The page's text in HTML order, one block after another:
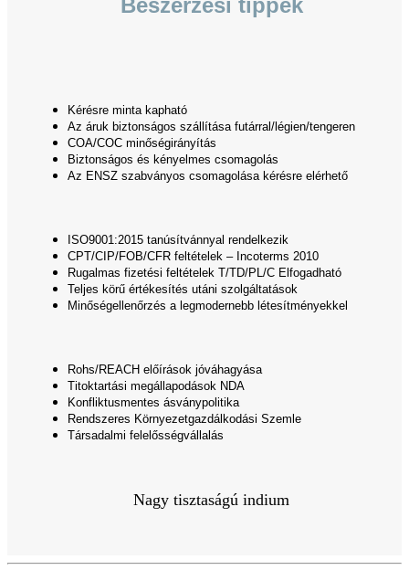
Kérésre minta kapható
Az áruk biztonságos szállítása futárral/légien/tengeren
COA/COC minőségirányítás
Biztonságos és kényelmes csomagolás
Az ENSZ szabványos csomagolása kérésre elérhető
ISO9001:2015 tanúsítvánnyal rendelkezik
CPT/CIP/FOB/CFR feltételek – Incoterms 2010
Rugalmas fizetési feltételek T/TD/PL/C Elfogadható
Teljes körű értékesítés utáni szolgáltatások
Minőségellenőrzés a legmodernebb létesítményekkel
Rohs/REACH előírások jóváhagyása
Titoktartási megállapodások NDA
Konfliktusmentes ásványpolitika
Rendszeres Környezetgazdálkodási Szemle
Társadalmi felelősségvállalás
Nagy tisztaságú indium